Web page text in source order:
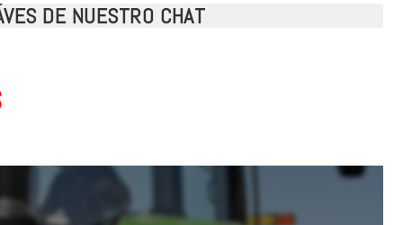
DE NUESTRO CHAT